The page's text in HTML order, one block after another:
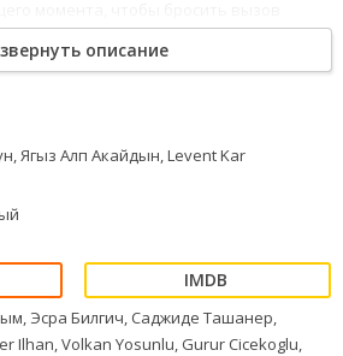
преступную империю. Война Рамо
безумно любит дочь своего заклятого
которая оказывается меж двух огней.
описание
Ягыз Алп Акайдын, Levent Kar
Эсра Билгич, Саджиде Ташанер,
Ilhan, Volkan Yosunlu, Gurur Cicekoglu,